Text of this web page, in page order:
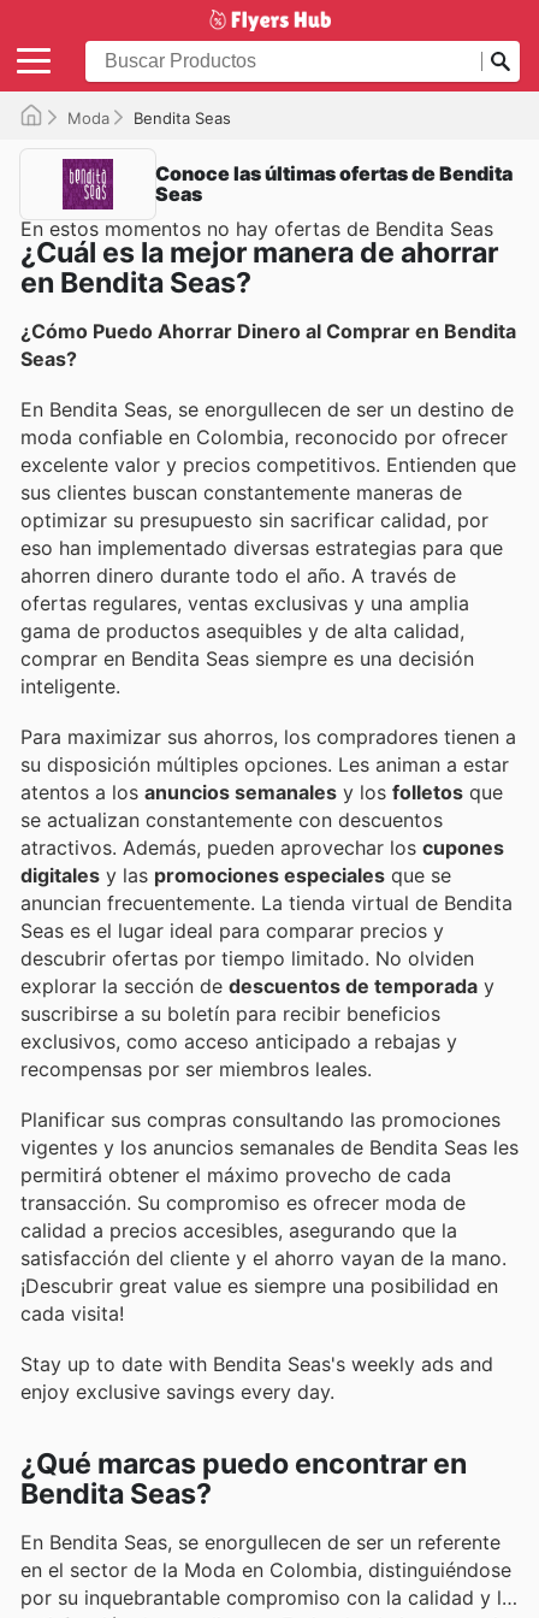
Moda Bendita Seas
Conoce las últimas ofertas de Bendita
Seas
En estos momentos no hay ofertas de Bendita Seas
¿Cuál es la mejor manera de ahorrar
en Bendita Seas?
¿Cómo Puedo Ahorrar Dinero al Comprar en Bendita
Seas?
En Bendita Seas, se enorgullecen de ser un destino de
moda confiable en Colombia, reconocido por ofrecer
excelente valor y precios competitivos. Entienden que
sus clientes buscan constantemente maneras de
optimizar su presupuesto sin sacrificar calidad, por
eso han implementado diversas estrategias para que
ahorren dinero durante todo el año. A través de
ofertas regulares, ventas exclusivas y una amplia
gama de productos asequibles y de alta calidad,
comprar en Bendita Seas siempre es una decisión
inteligente.
Para maximizar sus ahorros, los compradores tienen a
su disposición múltiples opciones. Les animan a estar
atentos a los anuncios semanales y los folletos que
se actualizan constantemente con descuentos
atractivos. Además, pueden aprovechar los cupones
digitales y las promociones especiales que se
anuncian frecuentemente. La tienda virtual de Bendita
Seas es el lugar ideal para comparar precios y
descubrir ofertas por tiempo limitado. No olviden
explorar la sección de descuentos de temporada y
suscribirse a su boletín para recibir beneficios
exclusivos, como acceso anticipado a rebajas y
recompensas por ser miembros leales.
Planificar sus compras consultando las promociones
vigentes y los anuncios semanales de Bendita Seas les
permitirá obtener el máximo provecho de cada
transacción. Su compromiso es ofrecer moda de
calidad a precios accesibles, asegurando que la
satisfacción del cliente y el ahorro vayan de la mano.
¡Descubrir great value es siempre una posibilidad en
cada visita!
Stay up to date with Bendita Seas's weekly ads and
enjoy exclusive savings every day.
¿Qué marcas puedo encontrar en
Bendita Seas?
En Bendita Seas, se enorgullecen de ser un referente
en el sector de la Moda en Colombia, distinguiéndose
por su inquebrantable compromiso con la calidad y la